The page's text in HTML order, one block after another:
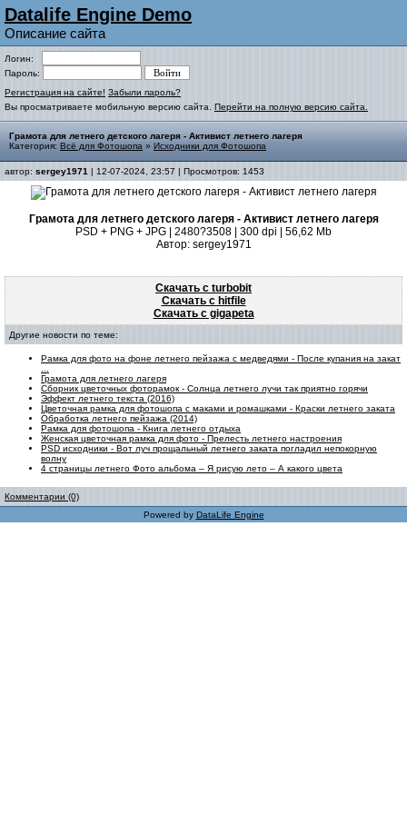
Datalife Engine Demo
Описание сайта
Логин:
Пароль:
Регистрация на сайте! Забыли пароль?
Вы просматриваете мобильную версию сайта. Перейти на полную версию сайта.
Грамота для летнего детского лагеря - Активист летнего лагеря
Категория: Всё для Фотошопа » Исходники для Фотошопа
автор: sergey1971 | 12-07-2024, 23:57 | Просмотров: 1453
Грамота для летнего детского лагеря - Активист летнего лагеря
PSD + PNG + JPG | 2480?3508 | 300 dpi | 56,62 Mb
Автор: sergey1971
Скачать с turbobit
Скачать с hitfile
Скачать с gigapeta
Другие новости по теме:
Рамка для фото на фоне летнего пейзажа с медведями - После купания на закат
Грамота для летнего лагеря
Сборник цветочных фоторамок - Солнца летнего лyчи так пpиятно гоpячи
Эффект летнего текста (2016)
Цветочная рамка для фотошопа с маками и ромашками - Краски летнего заката
Обработка летнего пейзажа (2014)
Рамка для фотошопа - Книга летнего отдыха
Женская цветочная рамка для фото - Прелесть летнего настроения
PSD исходники - Вот луч прощальный летнего заката погладил непокорную
волну
4 страницы летнего Фото альбома – Я рисую лето – А какого цвета
Комментарии (0)
Powered by DataLife Engine